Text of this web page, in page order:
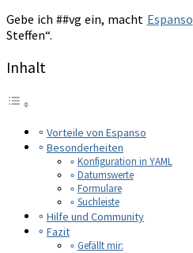
Gebe ich ##vg ein, macht Espanso
Steffen“.
Inhalt
Vorteile von Espanso
Besonderheiten
Konfiguration in YAML
Datumswerte
Formulare
Suchleiste
Hilfe und Community
Fazit
Gefällt mir: